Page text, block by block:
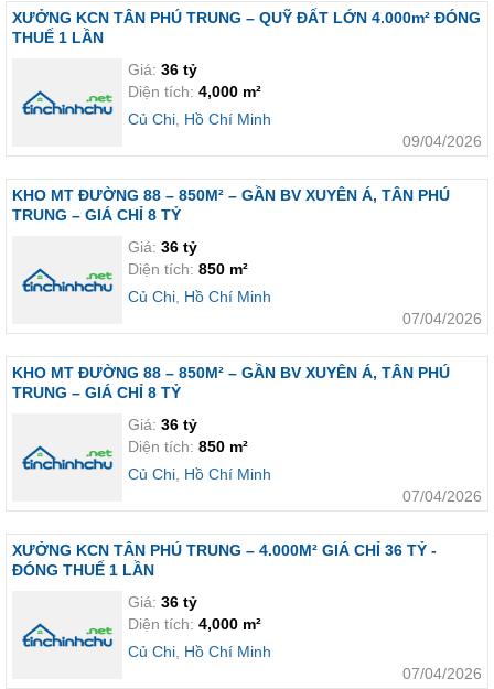
XƯỞNG KCN TÂN PHÚ TRUNG – QUỸ ĐẤT LỚN 4.000m² ĐÓNG
THUẾ 1 LẦN
Giá: 36 tỷ
Diện tích: 4,000 m²
Củ Chi Hồ Chí Minh
09/04/2026
KHO MT ĐƯỜNG 88 – 850M² – GẦN BV XUYÊN Á, TÂN PHÚ
TRUNG – GIÁ CHỈ 8 TỶ
Giá: 36 tỷ
Diện tích: 850 m²
Củ Chi Hồ Chí Minh
07/04/2026
KHO MT ĐƯỜNG 88 – 850M² – GẦN BV XUYÊN Á, TÂN PHÚ
TRUNG – GIÁ CHỈ 8 TỶ
Giá: 36 tỷ
Diện tích: 850 m²
Củ Chi Hồ Chí Minh
07/04/2026
XƯỞNG KCN TÂN PHÚ TRUNG – 4.000M² GIÁ CHỈ 36 TỶ -
ĐÓNG THUẾ 1 LẦN
Giá: 36 tỷ
Diện tích: 4,000 m²
Củ Chi Hồ Chí Minh
07/04/2026